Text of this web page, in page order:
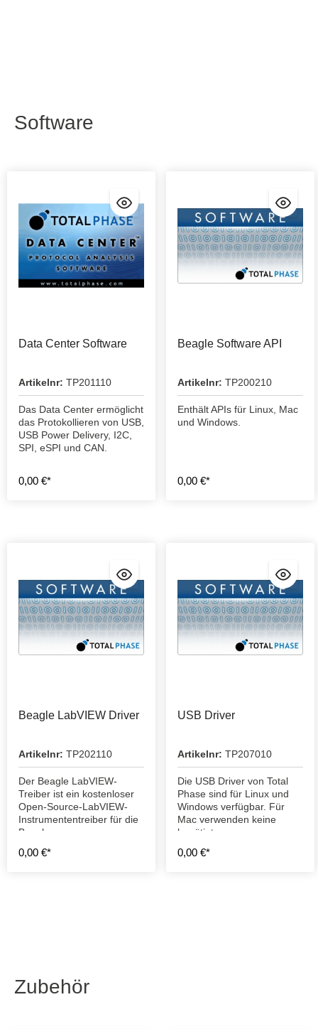
Software
Data Center Software
Artikelnr: TP201110
Das Data Center ermöglicht
das Protokollieren von USB,
USB Power Delivery, I2C,
SPI, eSPI und CAN.
0,00 €*
Beagle Software API
Artikelnr: TP200210
Enthält APIs für Linux, Mac
und Windows.
0,00 €*
Beagle LabVIEW Driver
Artikelnr: TP202110
Der Beagle LabVIEW-
Treiber ist ein kostenloser
Open-Source-LabVIEW-
Instrumententreiber für die
Beagle-
0,00 €*
USB Driver
Artikelnr: TP207010
Die USB Driver von Total
Phase sind für Linux und
Windows verfügbar. Für
Mac verwenden keine
benötigt.
0,00 €*
Zubehör